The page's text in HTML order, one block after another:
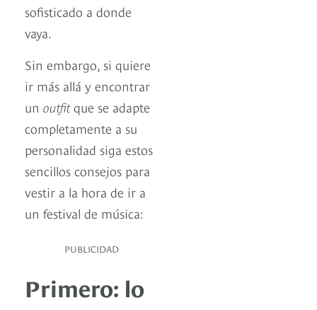
sofisticado a donde
vaya.
Sin embargo, si quiere
ir más allá y encontrar
un outfitque se adapte
completamente a su
personalidad siga estos
sencillos consejos para
vestir a la hora de ir a
un festival de música:
PUBLICIDAD
Primero: lo